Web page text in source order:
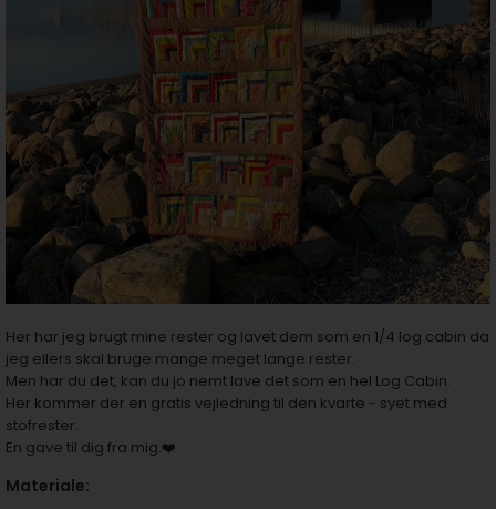
Her har jeg brugt mine rester og lavet dem som en 1/4 log cabin da
jeg ellers skal bruge mange meget lange rester.
Men har du det, kan du jo nemt lave det som en hel Log Cabin.
Her kommer der en gratis vejledning til den kvarte - syet med
stofrester.
En gave til dig fra mig.❤️
Materiale: